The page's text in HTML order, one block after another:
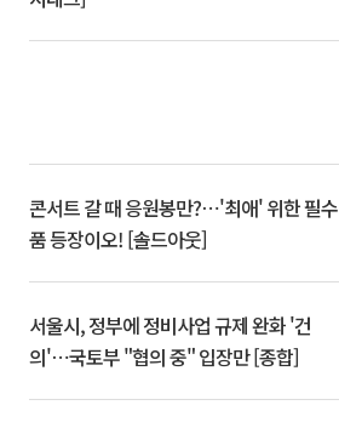
콘서트 갈 때 응원봉만?⋯'최애' 위한 필수
품 등장이오! [솔드아웃]
서울시, 정부에 정비사업 규제 완화 '건
의'⋯국토부 "협의 중" 입장만 [종합]